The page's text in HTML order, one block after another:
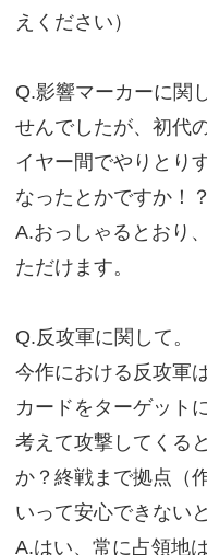
えください）
Q.影響マーカーに関
せんでしたが、初代
イヤー間でやりとり
なったとかですか！？
A.おっしゃるとおり
ただけます。
Q.反攻軍に関して。
今作における反攻軍
カードをターゲット
考えて攻撃してくる
か？終戦まで拠点（
いって安心できない
A.はい、常に占領地